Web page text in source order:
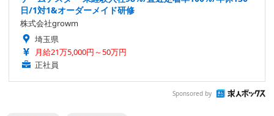
日/1対1&オーダーメイド研修
株式会社growm
埼玉県
月給21万5,000円～50万円
正社員
Sponsored by